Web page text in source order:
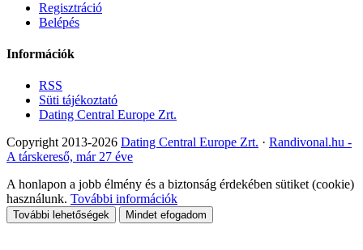
Regisztráció
Belépés
Információk
RSS
Süti tájékoztató
Dating Central Europe Zrt.
Copyright 2013-2026 Dating Central Europe Zrt. · Randivonal.hu -
A társkereső, már 27 éve
A honlapon a jobb élmény és a biztonság érdekében sütiket (cookie)
használunk. További információk
További lehetőségek Mindet efogadom